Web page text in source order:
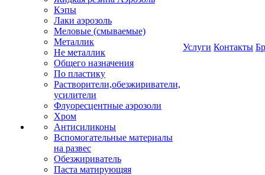
Кэпы
Лаки аэрозоль
Меловые (смываемые)
Металлик
Не металлик
Общего назначения
По пластику
Растворители,обезжириватели,
усилители
Флуоресцентные аэрозоли
Хром
Антисиликоны
Вспомогательные материалы
на развес
Обезжириватель
Паста матирующяя
Услуги Контакты